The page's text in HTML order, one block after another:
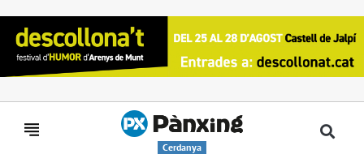
Cerdanya